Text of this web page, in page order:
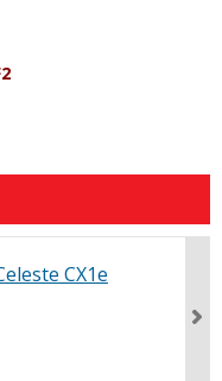
CX1e